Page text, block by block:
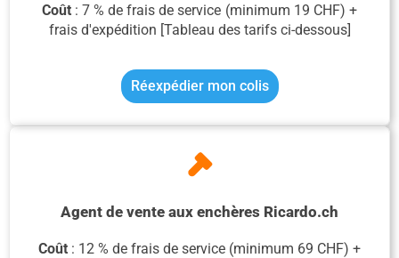
Coût : 7 %de frais de service (minimum 19 CHF) +
frais d'expédition [Tableau des tarifs ci-dessous]
Réexpédier mon colis
Agent de vente aux enchères Ricardo.ch
Coût: 12 % de frais de service (minimum 69 CHF)+